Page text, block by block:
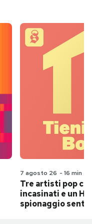
7 agosto 26 - 16 min
Tre artisti pop
incasinati e un
spionaggio